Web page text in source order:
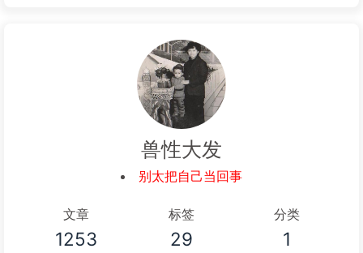
兽性大发
别太把自己当回事
文章
1253
标签
29
分类
1